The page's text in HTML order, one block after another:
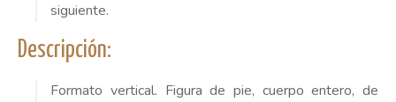
siguiente.
Descripción:
Formato vertical. Figura de pie, cuerpo entero, de